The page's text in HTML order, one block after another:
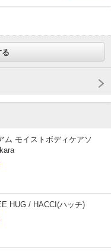
る
ム モイストボディケアソ
HUG / HACCI(ハッチ)